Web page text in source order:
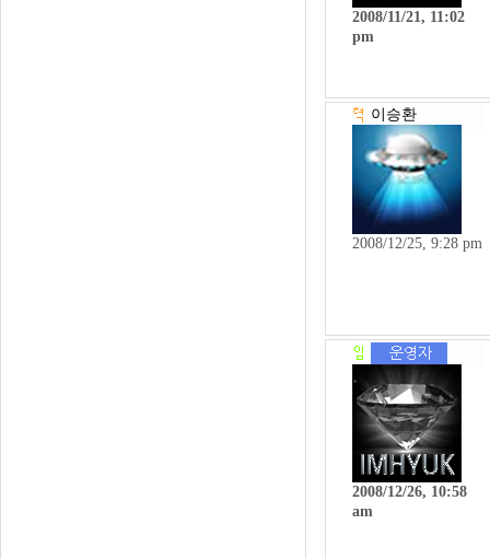
2008/11/21, 11:02
pm
이승환
2008/12/25, 9:28 pm
2008/12/26, 10:58
am